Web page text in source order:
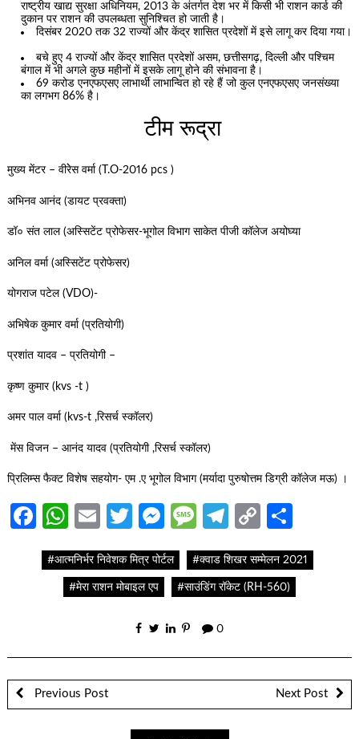
राष्ट्रीय खाद्य सुरक्षा अधिनियम, 2013 के अंतर्गत देश भर में किसी भी राशन कार्ड की
दुकान पर राशन की उपलब्धता सुनिश्चित हो जाती है।
दिसंबर 2020 तक 32 राज्यों और केंद्र शासित प्रदेशों में इसे लागू कर दिया गया।
बचे हुए 4 राज्यों और केंद्र शासित प्रदेशों असम, छत्तीसगढ़, दिल्ली और पश्चिम
बंगाल में भी अगले कुछ महीनों में इसके लागू होने की संभावना है।
69 करोड एनएफएसए लाभार्थी लाभान्वित हो रहे हैं जो कुल एनएफएसए जनसंख्या
का लगभग 86% है।
टीम रूद्रा
मुख्य मेंटर – वीरेेस वर्मा (T.O-2016 pcs )
अभिनव आनंद (डायट प्रवक्ता)
डॉ० संत लाल (अस्सिटेंट प्रोफेसर-भूगोल विभाग साकेत पीजी कॉलेज अयोघ्या
अनिल वर्मा (अस्सिटेंट प्रोफेसर)
योगराज पटेल (VDO)-
अभिषेक कुमार वर्मा (प्रतियोगी)
प्रशांत यादव – प्रतियोगी –
कृष्ण कुमार (kvs -t )
अमर पाल वर्मा (kvs-t ,रिसर्च स्कॉलर)
मेंस विजन – आनंद यादव (प्रतियोगी ,रिसर्च स्कॉलर)
प्रिलिम्स फैक्ट विशेष सहयोग- एम .ए भूगोल विभाग (मर्यादा पुरुषोत्तम डिग्री कॉलेज मऊ) ।
Facebook
WhatsApp
EmailTwitter
Messenger
Message
Telegram
Copy
#आत्मनिर्भर निवेशक मित्र पोर्टल #क्वाड शिखर सम्मेलन 2021
#मेरा राशन मोबाइल एप #साउंडिंग रॉकेट (RH-560)
0
Previous Post Next Post